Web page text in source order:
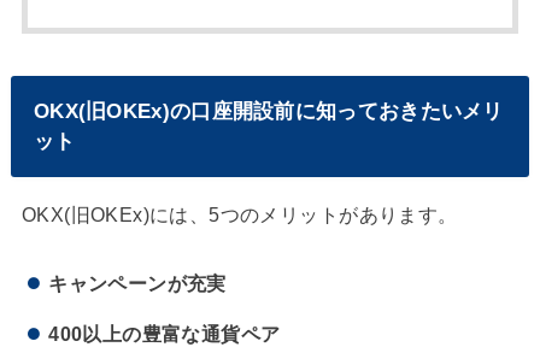
OKX(旧OKEx)の口座開設前に知っておきたいメリ
ット
OKX(旧OKEx)には、5つのメリットがあります。
キャンペーンが充実
400以上の豊富な通貨ペア